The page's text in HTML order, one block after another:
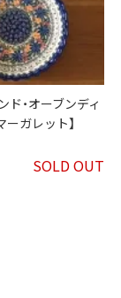
ド・オーブンディ
ーガレット】
SOLD OUT